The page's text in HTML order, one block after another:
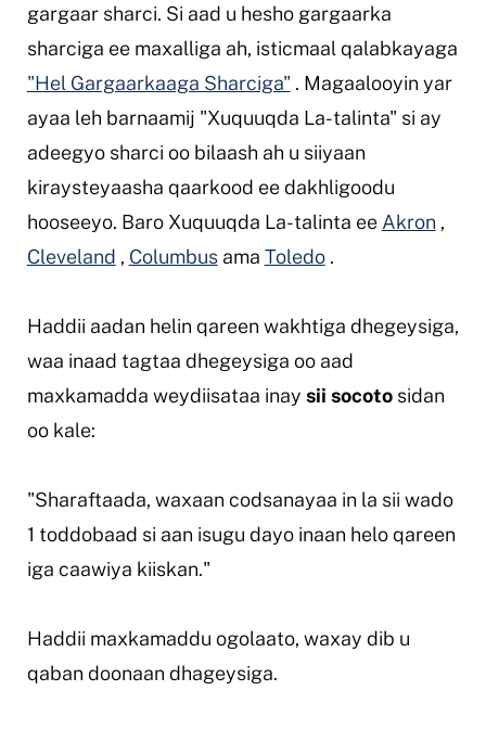
gargaar sharci. Si aad u hesho gargaarka
sharciga ee maxalliga ah, isticmaal qalabkayaga
"Hel Gargaarkaaga Sharciga" . Magaalooyin yar
ayaa leh barnaamij "Xuquuqda La-talinta" si ay
adeegyo sharci oo bilaash ah u siiyaan
kiraysteyaasha qaarkood ee dakhligoodu
hooseeyo. Baro Xuquuqda La-talinta ee Akron ,
Cleveland , Columbusama Toledo.
Haddii aadan helin qareen wakhtiga dhegeysiga,
waa inaad tagtaa dhegeysiga oo aad
maxkamadda weydiisataa inay sii socotosidan
oo kale:
"Sharaftaada, waxaan codsanayaa in la sii wado
1 toddobaad si aan isugu dayo inaan helo qareen
iga caawiya kiiskan."
Haddii maxkamaddu ogolaato, waxay dib u
qaban doonaan dhageysiga.